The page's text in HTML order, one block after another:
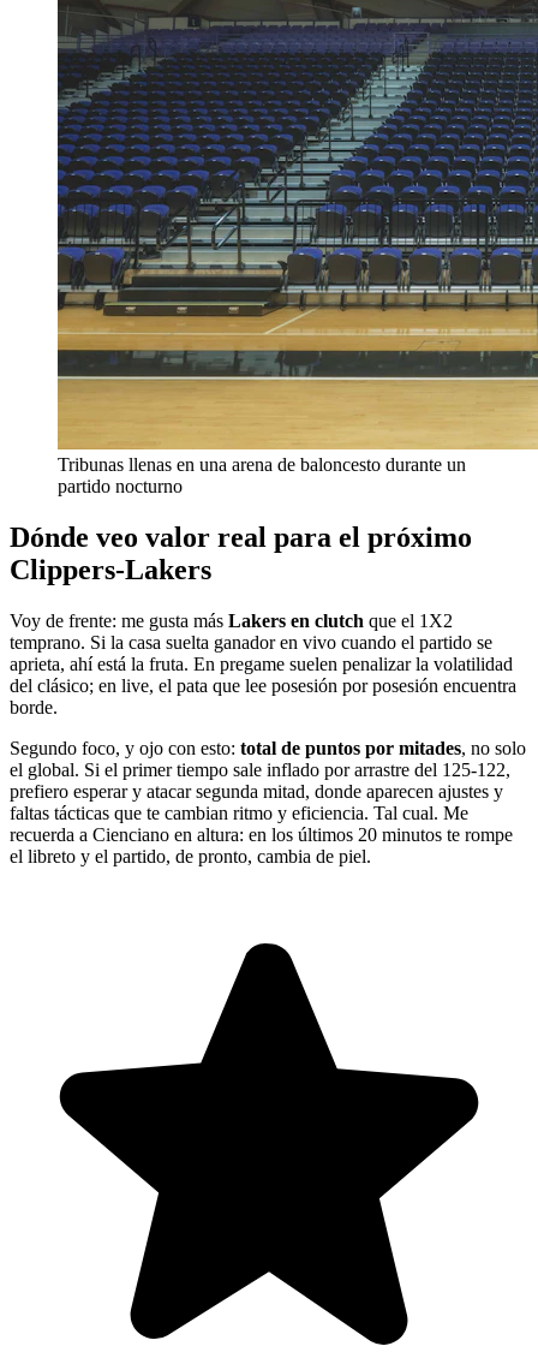
Tribunas llenas en una arena de baloncesto durante un
partido nocturno
Dónde veo valor real para el próximo
Clippers-Lakers
Voy de frente: me gusta más Lakers en clutch que el 1X2
temprano. Si la casa suelta ganador en vivo cuando el partido se
aprieta, ahí está la fruta. En pregame suelen penalizar la volatilidad
del clásico; en live, el pata que lee posesión por posesión encuentra
borde.
Segundo foco, y ojo con esto: total de puntos por mitades, no solo
el global. Si el primer tiempo sale inflado por arrastre del 125-122,
prefiero esperar y atacar segunda mitad, donde aparecen ajustes y
faltas tácticas que te cambian ritmo y eficiencia. Tal cual. Me
recuerda a Cienciano en altura: en los últimos 20 minutos te rompe
el libreto y el partido, de pronto, cambia de piel.